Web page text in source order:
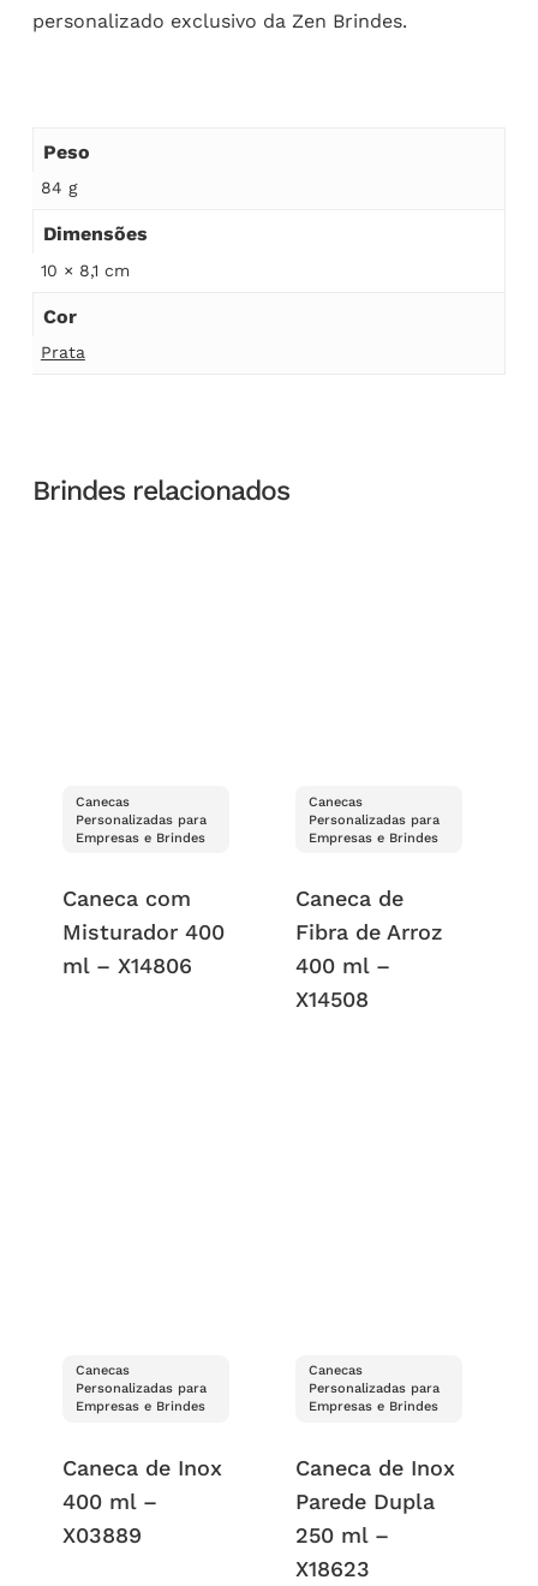
personalizado exclusivo da Zen Brindes.
Peso
84 g
Dimensões
10 × 8,1 cm
Cor
Prata
Brindes relacionados
Canecas
Personalizadas para
Empresas e Brindes
Caneca com
Misturador 400
ml – X14806
Canecas
Personalizadas para
Empresas e Brindes
Caneca de
Fibra de Arroz
400 ml –
X14508
Canecas
Personalizadas para
Empresas e Brindes
Caneca de Inox
400 ml –
X03889
Canecas
Personalizadas para
Empresas e Brindes
Caneca de Inox
Parede Dupla
250 ml –
X18623